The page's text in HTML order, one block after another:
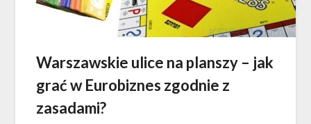
Warszawskie ulice na planszy – jak
grać w Eurobiznes zgodnie z
zasadami?